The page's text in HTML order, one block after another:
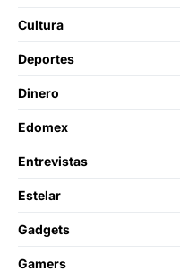
Cultura
Deportes
Dinero
Edomex
Entrevistas
Estelar
Gadgets
Gamers